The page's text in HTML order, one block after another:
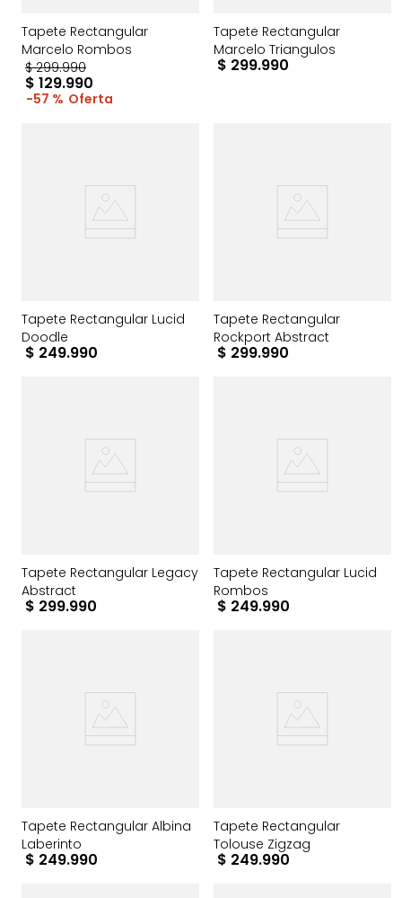
Tapete Rectangular
Marcelo Rombos
$ 299.990
$ 129.990
57 %
Tapete Rectangular
Marcelo Triangulos
$ 299.990
Tapete Rectangular Lucid
Doodle
$ 249.990
Tapete Rectangular
Rockport Abstract
$ 299.990
Tapete Rectangular Legacy
Abstract
$ 299.990
Tapete Rectangular Lucid
Rombos
$ 249.990
Tapete Rectangular Albina
Laberinto
$ 249.990
Tapete Rectangular
Tolouse Zigzag
$ 249.990